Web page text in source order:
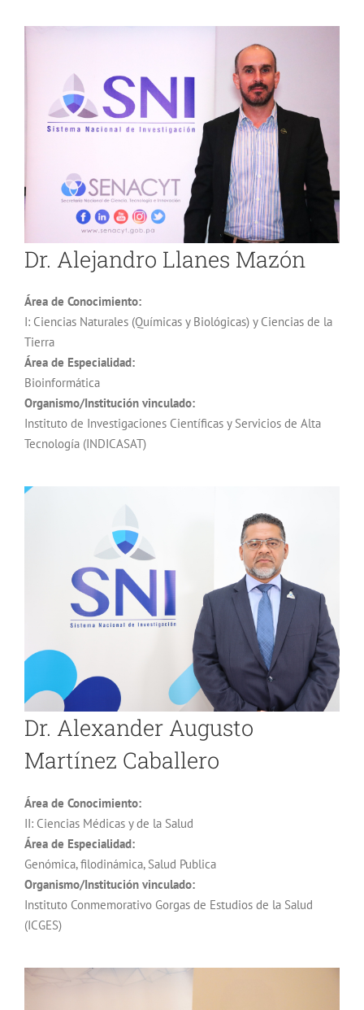
Dr. Alejandro Llanes Mazón
Área de Conocimiento:
I: Ciencias Naturales (Químicas y Biológicas) y Ciencias de la
Tierra
Área de Especialidad:
Bioinformática
Organismo/Institución vinculado:
Instituto de Investigaciones Científicas y Servicios de Alta
Tecnología (INDICASAT)
Dr. Alexander Augusto
Martínez Caballero
Área de Conocimiento:
II: Ciencias Médicas y de la Salud
Área de Especialidad:
Genómica, filodinámica, Salud Publica
Organismo/Institución vinculado:
Instituto Conmemorativo Gorgas de Estudios de la Salud
(ICGES)